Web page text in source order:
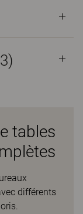
tables
différents